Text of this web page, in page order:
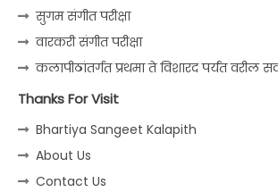
सुगम संगीत परीक्षा
वारकरी संगीत परीक्षा
कलापीठांतर्गत प्रथमा ते विशारद पर्यंत वरील
Thanks For Visit
Bhartiya Sangeet Kalapith
About Us
Contact Us